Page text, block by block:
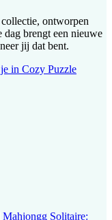
ontworpen
dag brengt een nieuwe
jij dat bent.
in Cozy Puzzle